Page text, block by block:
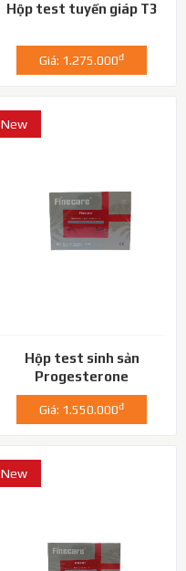
Hộp test tuyến giáp T3
Giá: 1.275.000đ
New
Hộp test sinh sản
Progesterone
Giá: 1.550.000đ
New